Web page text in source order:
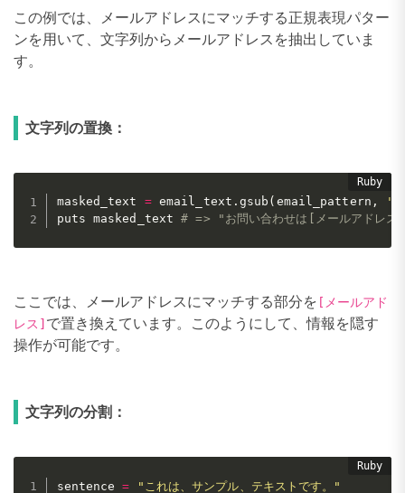
この例では、メールアドレスにマッチする正規表現パター
ンを用いて、文字列からメールアドレスを抽出していま
す。
文字列の置換：
masked_text = email_text .gsub ( email_pattern ,
'[
puts masked_text # => "お問い合わせは[メールアドレス]
ここでは、メールアドレスにマッチする部分を [メールアド
レス] で置き換えています。このようにして、情報を隠す
操作が可能です。
文字列の分割：
sentence =
"これは、サンプル、テキストです。"